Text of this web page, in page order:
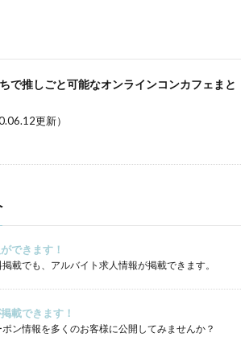
で推しごと可能なオンラインコンカフェまと
更新）
できます！
載でも、アルバイト求人情報が掲載できます。
載できます！
ン情報を多くのお客様に公開してみませんか？